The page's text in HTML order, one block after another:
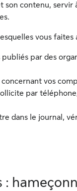
contenu, servir
vous faites
par des
vos
par
dans le journal,